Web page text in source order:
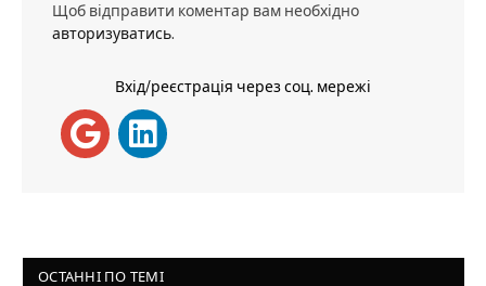
Щоб відправити коментар вам необхідно
авторизуватись.
Вхід/реєстрація через соц. мережі
ОСТАННІ ПО ТЕМІ